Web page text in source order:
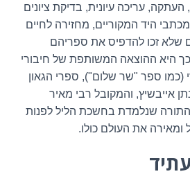
עריכה עיונית, בדיקת ציונים
היד המקוריים, מחזירה לחיים
שלא זכו להדפיס את ספריהם
היא ההוצאה המשותפת של חיבורי
(כמו ספר "שר שלום"), ספרי הגאון
אייבשיץ, והמקובל רבי מאיר
התורה שנלמדת בחשכת הליל לפנות
את העולם כולו.